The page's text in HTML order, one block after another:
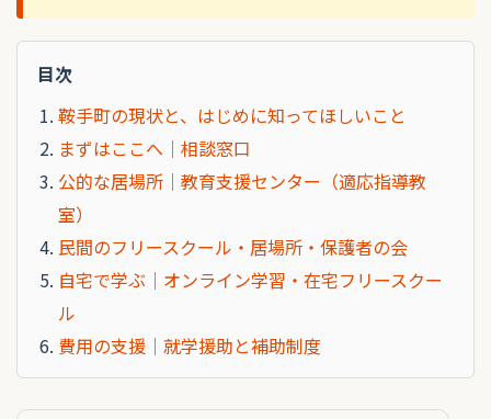
目次
鞍手町の現状と、はじめに知ってほしいこと
まずはここへ｜相談窓口
公的な居場所｜教育支援センター（適応指導教
室）
民間のフリースクール・居場所・保護者の会
自宅で学ぶ｜オンライン学習・在宅フリースクー
ル
費用の支援｜就学援助と補助制度